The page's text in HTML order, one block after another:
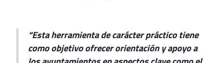
“Esta herramienta de carácter práctico tiene
como objetivo ofrecer orientación y apoyo a